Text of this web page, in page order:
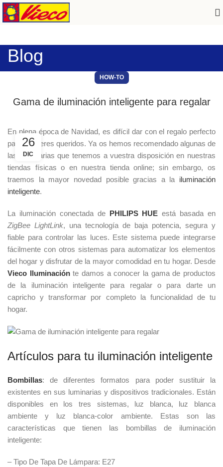
Blog
HOW-TO
Gama de iluminación inteligente para regalar
26
DIC
En plena época de Navidad, es difícil dar con el regalo perfecto
para tus seres queridos. Ya os hemos recomendado algunas de
las iluminarias que tenemos a vuestra disposición en nuestras
tiendas físicas o en nuestra tienda online; sin embargo, os
traemos la mayor novedad posible gracias a la iluminación
inteligente.
La iluminación conectada de PHILIPS HUE está basada en
ZigBee LightLink, una tecnología de baja potencia, segura y
fiable para controlar las luces. Este sistema puede integrarse
fácilmente con otros sistemas para automatizar los elementos
del hogar y disfrutar de la mayor comodidad en tu hogar. Desde
Vieco Iluminaciónte damos a conocer la gama de productos
de la iluminación inteligente para regalar o para darte un
capricho y transformar por completo la funcionalidad de tu
hogar.
Artículos para tu iluminación inteligente
Bombillas: de diferentes formatos para poder sustituir la
existentes en sus luminarias y dispositivos tradicionales. Están
disponibles en los tres sistemas, luz blanca, luz blanca
ambiente y luz blanca-color ambiente. Estas son las
características que tienen las bombillas de iluminación
inteligente:
– Tipo De Tapa De Lámpara: E27